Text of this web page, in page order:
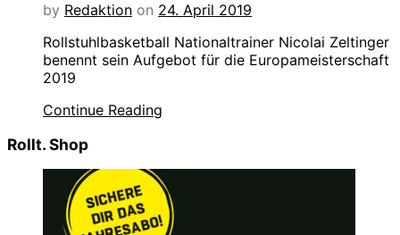
by Redaktion on 24. April 2019
Rollstuhlbasketball Nationaltrainer Nicolai Zeltinger
benennt sein Aufgebot für die Europameisterschaft
2019
Continue Reading
Rollt. Shop